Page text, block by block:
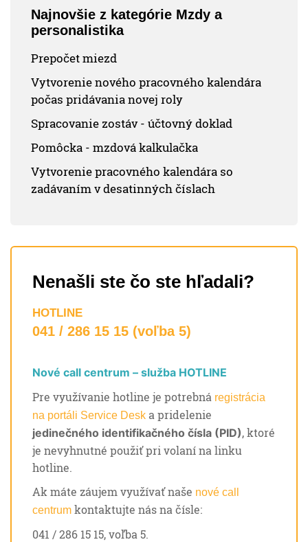
Najnovšie z kategórie Mzdy a
personalistika
Prepočet miezd
Vytvorenie nového pracovného kalendára
počas pridávania novej roly
Spracovanie zostáv - účtovný doklad
Pomôcka - mzdová kalkulačka
Vytvorenie pracovného kalendára so
zadávaním v desatinných číslach
Nenašli ste čo ste hľadali?
HOTLINE
041 / 286 15 15 (voľba 5)
Nové call centrum – služba HOTLINE
Pre využívanie hotline je potrebná registrácia
na portáli Service Desk a pridelenie
jedinečného identifikačného čísla (PID), ktoré
je nevyhnutné použiť pri volaní na linku
hotline.
Ak máte záujem využívať naše nové call
centrum kontaktujte nás na čísle:
041 / 286 15 15, voľba 5.